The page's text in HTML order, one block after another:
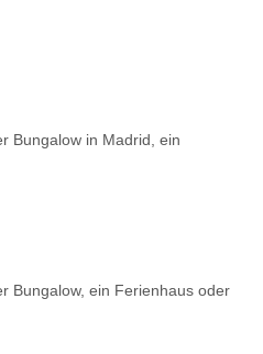
Bungalow in Madrid, ein
Bungalow, ein Ferienhaus oder